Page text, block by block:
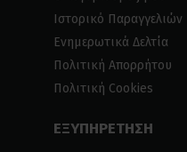
Ιστορικό Παραγγελιών
Ενημερωτικά Δελτία
Πολιτική Απορρήτου
Πολιτική Cookies
ΕΞΥΠΗΡΕΤΗΣΗ